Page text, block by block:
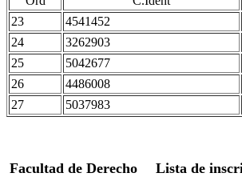
23
4541452
24 3262903
25 5042677
26 4486008
27 5037983
Facultad de Derecho Lista de